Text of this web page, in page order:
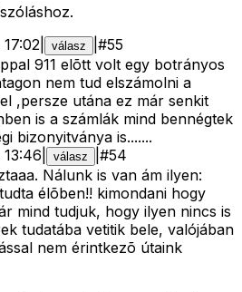
17:02 válasz #55
911 elõtt volt egy botrányos
nem tud elszámolni a
,persze utána ez már senkit
is a számlák mind bennégtek
bizonyitványa is.......
13:46 válasz #54
Nálunk is van ám ilyen:
élõben!! kimondani hogy
mind tudjuk, hogy ilyen nincs is
tudatába vetitik bele, valójában
nem érintkezõ útaink